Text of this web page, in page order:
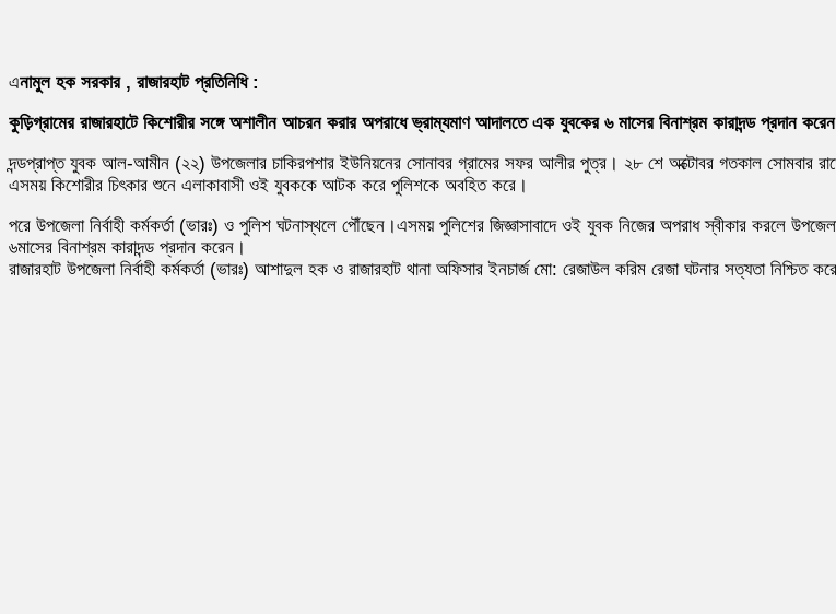
এনামুল হক সরকার , রাজারহাট প্রতিনিধি :
কুড়িগ্রামের রাজারহাটে কিশোরীর সঙ্গে অশালীন আচরন করার অপরাধে ভ্রাম্যমাণ আদালতে এক যুবকের ৬ মাসের বিনাশ্রম কারাদন্ড প্রদান
দন্ডপ্রাপ্ত যুবক আল-আমীন (২২) উপজেলার চাকিরপশার ইউনিয়নের সোনাবর গ্রামের সফর আলীর পুত্র। ২৮ শে অক্টোবর গতকাল সোমবার
এসময় কিশোরীর চিৎকার শুনে এলাকাবাসী ওই যুবককে আটক করে পুলিশকে অবহিত করে।
পরে উপজেলা নির্বাহী কর্মকর্তা (ভারঃ) ও পুলিশ ঘটনাস্থলে পৌঁছেন।এসময় পুলিশের জিজ্ঞাসাবাদে ওই যুবক নিজের অপরাধ স্বীকার করলে
৬মাসের বিনাশ্রম কারাদন্ড প্রদান করেন।
রাজারহাট উপজেলা নির্বাহী কর্মকর্তা (ভারঃ) আশাদুল হক ও রাজারহাট থানা অফিসার ইনচার্জ মো: রেজাউল করিম রেজা ঘটনার সত্যতা নিশ্চিত